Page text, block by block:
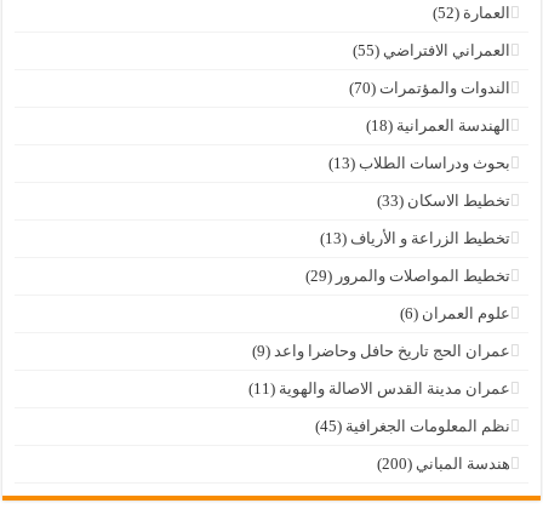
العمارة(52)
العمراني الافتراضي(55)
الندوات والمؤتمرات (70)
الهندسة العمرانية(18)
بحوث ودراسات الطلاب(13)
تخطيط الاسكان(33)
تخطيط الزراعة و الأرياف(13)
تخطيط المواصلات والمرور (29)
علوم العمران (6)
عمران الحج تاريخ حافل وحاضرا واعد(9)
عمران مدينة القدس الاصالة والهوية(11)
نظم المعلومات الجغرافية(45)
هندسة المباني(200)